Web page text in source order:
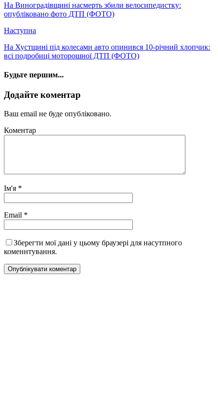
На Виноградівщині насмерть збили велосипедистку:
опубліковано фото ДТП (ФОТО)
Наступна
На Хустщині під колесами авто опинився 10-річний хлопчик:
всі подробиці моторошної ДТП (ФОТО)
Будьте першим...
Додайте коментар
Ваш email не буде опубліковано.
Коментар
Ім'я *
Email *
Зберегти мої дані у цьому браузері для насутпного
коменнтування.